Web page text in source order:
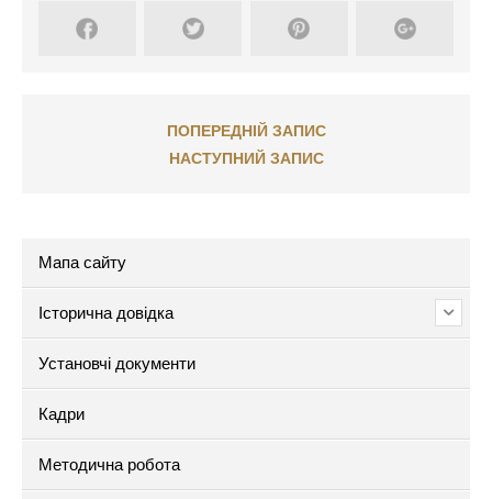
ПОПЕРЕДНІЙ ЗАПИС
НАСТУПНИЙ ЗАПИС
Мапа сайту
Історична довідка
Установчі документи
Кадри
Методична робота